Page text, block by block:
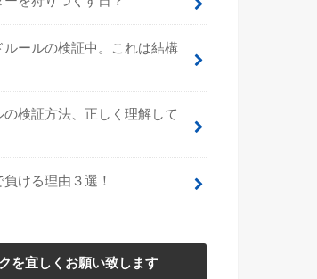
ルールの検証中。これは結構
の検証方法、正しく理解して
ける理由３選！
を宜しくお願い致します